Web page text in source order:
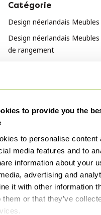
to provide you the
to personalise content
media features and to
information about your
advertising and
it with other information
them or that they’ve
Catégorie
Design néerlandais Meubles
Design néerlandais Meubles
de rangement
de rangement
Matériau
Bois Armoires murales
lamine Armoires murales